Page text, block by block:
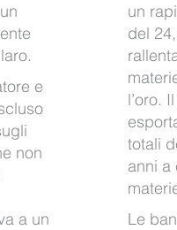
e
non
a un
un
del
l’oro.
totali
anni a
Le